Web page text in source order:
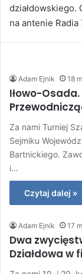
na antenie
Adam Ejnik 18
Iłowo-
Za nami Turniej
Sejmiku
Bartnickiego.
i…
Czytaj dalej »
Adam Ejnik 17
Dwa
Działdowa w